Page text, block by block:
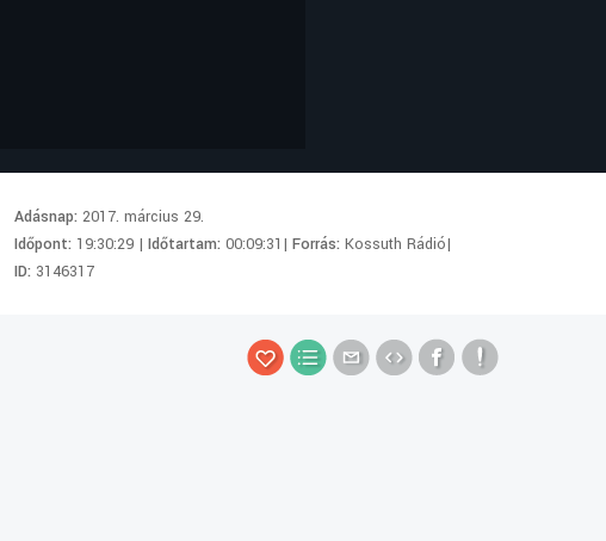
Adásnap:2017. március 29.
Időpont: 19:30:29 |Időtartam:00:09:31|Forrás:Kossuth Rádió|
ID: 3146317